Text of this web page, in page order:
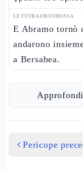
LETTURA ORTODOSSA
E Abramo tornò
andarono
a Bersabea.
Pericope